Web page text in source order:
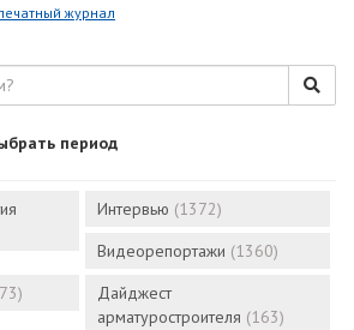
журнал
период
Интервью (1372)
Видеорепортажи (1360)
Дайджест
арматуростроителя (163)